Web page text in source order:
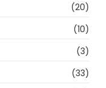
(20)
(10)
(3)
(33)